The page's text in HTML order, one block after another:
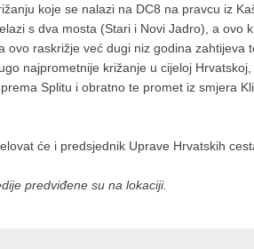
koje se nalazi na DC8 na pravcu iz
s dva mosta (Stari i Novi Jadro), a ovo
raskrižje već dugi niz godina zahtijeva
najprometnije križanje u cijeloj
Splitu i obratno te promet iz smjera
će i predsjednik Uprave Hrvatskih
predviđene su na lokaciji.